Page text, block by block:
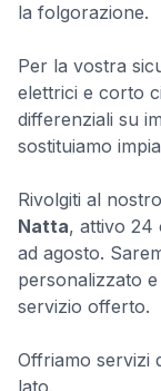
la folgorazione.
Per la vostra
elettrici e corto
differenziali su
sostituiamo
Rivolgiti al nostro
Natta, attivo 24
ad agosto.
personalizzato
servizio offerto.
Offriamo servizi
lato.